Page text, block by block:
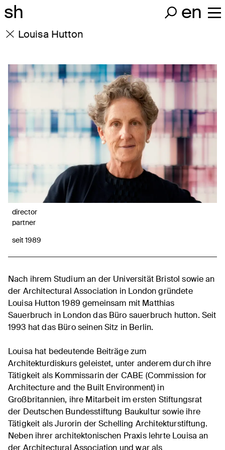
sh en
Louisa Hutton
director
partner
seit 1989
Nach ihrem Studium an der Universität Bristol sowie an
der Architectural Association in London gründete
Louisa Hutton 1989 gemeinsam mit Matthias
Sauerbruch in London das Büro sauerbruch hutton. Seit
1993 hat das Büro seinen Sitz in Berlin.
Louisa hat bedeutende Beiträge zum
Architekturdiskurs geleistet, unter anderem durch ihre
Tätigkeit als Kommissarin der CABE (Commission for
Architecture and the Built Environment) in
Großbritannien, ihre Mitarbeit im ersten Stiftungsrat
der Deutschen Bundesstiftung Baukultur sowie ihre
Tätigkeit als Jurorin der Schelling Architekturstiftung.
Neben ihrer architektonischen Praxis lehrte Louisa an
der Architectural Association und war als